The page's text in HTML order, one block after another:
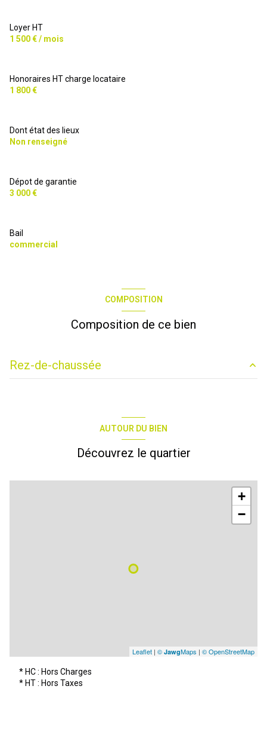
Loyer HT
1 500 € / mois
Honoraires HT charge locataire
1 800 €
Dont état des lieux
Non renseigné
Dépot de garantie
3 000 €
Bail
commercial
COMPOSITION
Composition de ce bien
Rez-de-chaussée
AUTOUR DU BIEN
Découvrez le quartier
+
−
Leaflet | © JawgMaps | © OpenStreetMap
* HC : Hors Charges
* HT : Hors Taxes